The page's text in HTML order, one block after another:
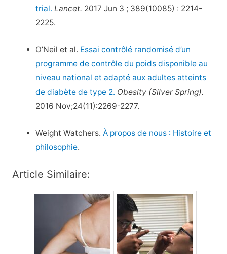
trial. Lancet. 2017 Jun 3 ; 389(10085) : 2214-
2225.
O’Neil et al. Essai contrôlé randomisé d’un
programme de contrôle du poids disponible au
niveau national et adapté aux adultes atteints
de diabète de type 2. Obesity (Silver Spring).
2016 Nov;24(11):2269-2277.
Weight Watchers. À propos de nous : Histoire et
philosophie.
Article Similaire: